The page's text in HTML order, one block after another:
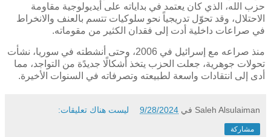
حزب الله، الذي كان يعتمد في بداياته على أيديولوجية مقاومة
الاحتلال، وقد تحوّل تدريجياً نحو سلوكيات تتسم بالعنف والانخراط
في صراعات داخلية أدت إلى فقدان الكثير من مقوماته.
منذ صراعه مع إسرائيل في 2006، وحتى أنشطته في سوريا، نشأت
تحولات جوهرية، جعلت الحزب يتخذ أشكالًا جديدًة من التواجد، مما
أدى إلى انتقادات واسعة لطبيعته وتصرفاته في السنوات الأخيرة.
Saleh Alsulaiman في 9/28/2024 ليست هناك تعليقات:
مشاركة